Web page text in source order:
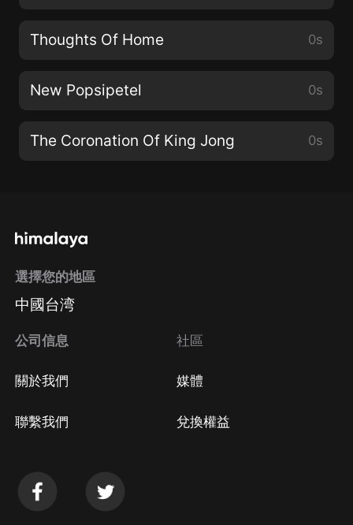
Thoughts Of Home 0s
New Popsipetel 0s
The Coronation Of King Jong 0s
選擇您的地區
中國台湾
公司信息
關於我們
聯繫我們
社區
媒體
兌換權益